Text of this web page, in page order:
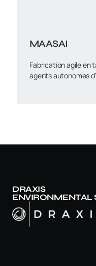
MAASAI
Fabrication agile en
agents autonomes
DRAXIS
ENVIRONMENTAL